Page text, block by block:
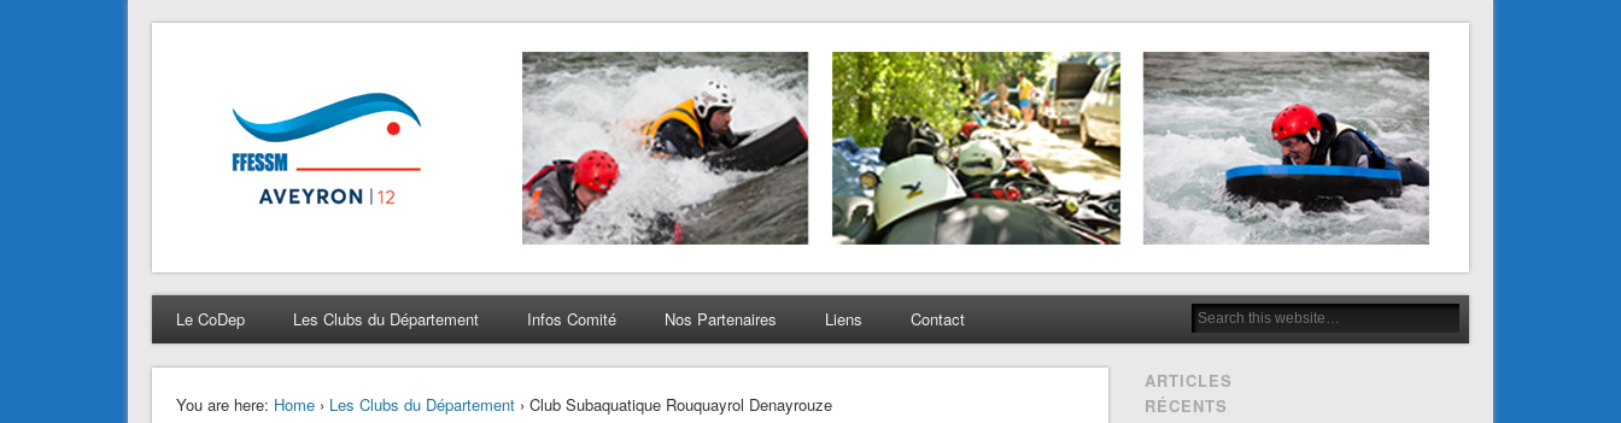
Le CoDep Les Clubs du Département Infos Comité Nos Partenaires Liens Contact
You are here: Home› Les Clubs du Département› Club Subaquatique Rouquayrol Denayrouze
ARTICLES
RÉCENTS